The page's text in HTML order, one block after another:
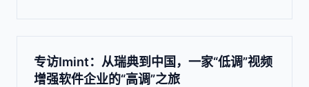
专访Imint：从瑞典到中国，一家“低调”视频
增强软件企业的“高调”之旅